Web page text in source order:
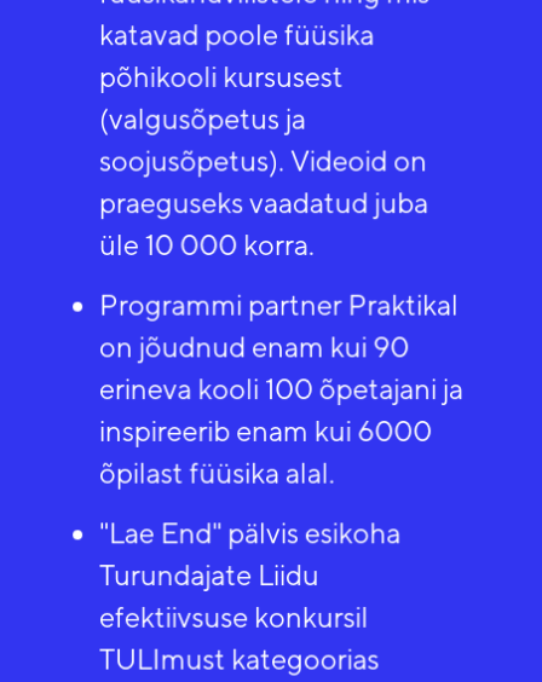
katavad poole füüsika
põhikooli kursusest
(valgusõpetus ja
soojusõpetus). Videoid on
praeguseks vaadatud juba
üle 10 000 korra.​
Programmi partner Praktikal
on jõudnud enam kui 90
erineva kooli 100 õpetajani ja
inspireerib enam kui 6000
õpilast füüsika alal.​
"Lae End" pälvis esikoha
Turundajate Liidu
efektiivsuse konkursil
TULImust kategoorias